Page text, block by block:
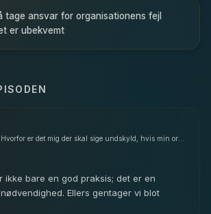
tage ansvar for organisationens fejl
er ubekvemt
bare en god praksis; det er en
Ellers gentager vi blot